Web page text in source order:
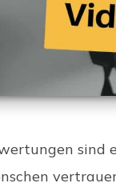
sind